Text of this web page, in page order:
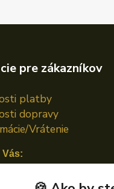
pre zákazníkov
platby
dopravy
Vrátenie
Vás: